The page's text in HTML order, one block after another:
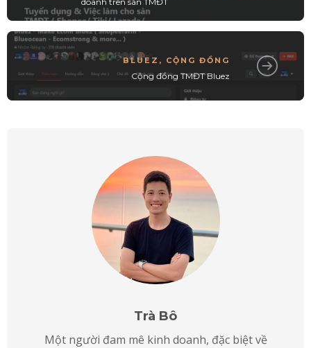
BLUEZ , CỘNG ĐỒNG
Cộng đồng TMĐT Bluez
Trà Bô
Một người đam mê kinh doanh, đặc biệt về